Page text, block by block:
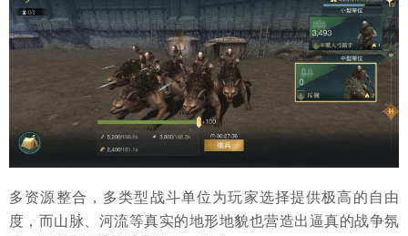
多资源整合，多类型战斗单位为玩家选择提供极高的自由
度，而山脉、河流等真实的地形地貌也营造出逼真的战争氛